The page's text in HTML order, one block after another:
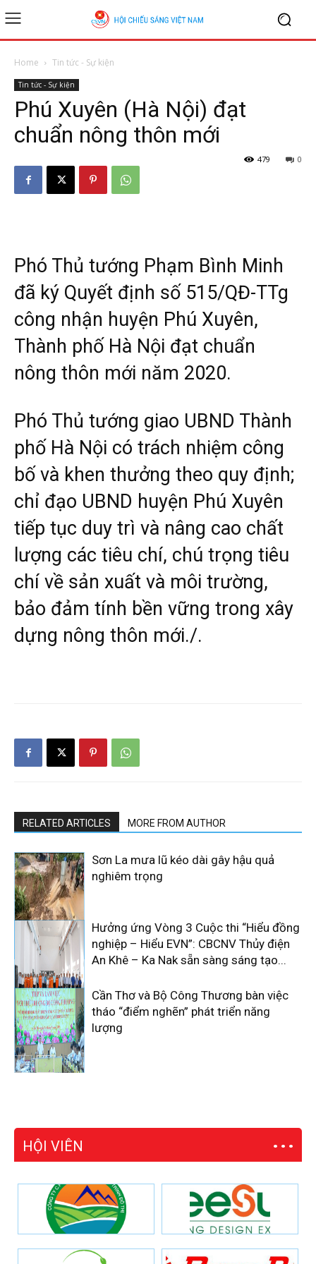
Home Tin tức - Sự kiện
Tin tức - Sự kiện
Phú Xuyên (Hà Nội) đạt
chuẩn nông thôn mới
0
479
Phó Thủ tướng Phạm Bình Minh
đã ký Quyết định số 515/QĐ-TTg
công nhận huyện Phú Xuyên,
Thành phố Hà Nội đạt chuẩn
nông thôn mới năm 2020.
Phó Thủ tướng giao UBND Thành
phố Hà Nội có trách nhiệm công
bố và khen thưởng theo quy định;
chỉ đạo UBND huyện Phú Xuyên
tiếp tục duy trì và nâng cao chất
lượng các tiêu chí, chú trọng tiêu
chí về sản xuất và môi trường,
bảo đảm tính bền vững trong xây
dựng nông thôn mới./.
RELATED ARTICLES MORE FROM AUTHOR
Sơn La mưa lũ kéo dài gây hậu quả
nghiêm trọng
Hưởng ứng Vòng 3 Cuộc thi “Hiểu đồng
nghiệp – Hiểu EVN”: CBCNV Thủy điện
An Khê – Ka Nak sẵn sàng sáng tạo...
Cần Thơ và Bộ Công Thương bàn việc
tháo “điểm nghẽn” phát triển năng
lượng
HỘI VIÊN